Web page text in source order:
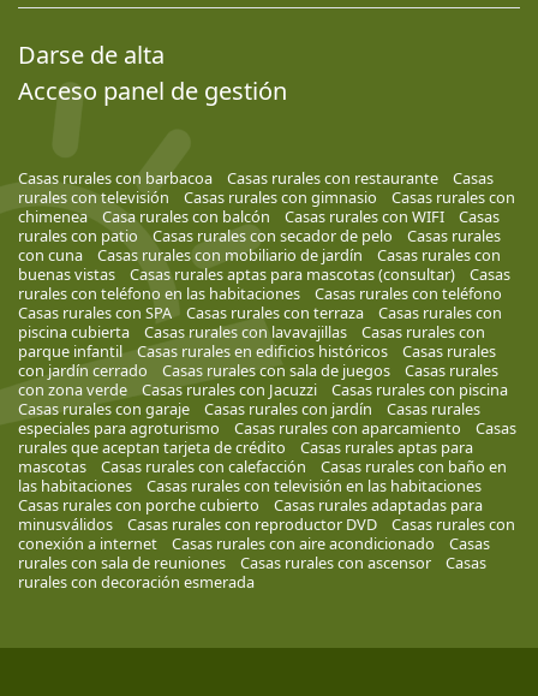
Darse de alta
Acceso panel de gestión
Casas rurales con barbacoa Casas rurales con restaurante
Casas
rurales con televisión
Casas rurales con gimnasio
Casas rurales con
chimenea
Casa rurales con balcón Casas rurales con WIFI
Casas
rurales con patio
Casas rurales con secador de pelo
Casas rurales
con cuna
Casas rurales con mobiliario de jardín
Casas rurales con
buenas vistas
Casas rurales aptas para mascotas (consultar)
Casas
rurales con teléfono en las habitaciones
Casas rurales con teléfono
Casas rurales con SPA
Casas rurales con terraza
Casas rurales con
piscina cubierta
Casas rurales con lavavajillas
Casas rurales con
parque infantil
Casas rurales en edificios históricos
Casas rurales
con jardín cerrado
Casas rurales con sala de juegos
Casas rurales
con zona verde
Casas rurales con Jacuzzi
Casas rurales con piscina
Casas rurales con garaje
Casas rurales con jardín
Casas rurales
especiales para agroturismo
Casas rurales con aparcamiento
Casas
rurales que aceptan tarjeta de crédito
Casas rurales aptas para
mascotas
Casas rurales con calefacción
Casas rurales con baño en
las habitaciones
Casas rurales con televisión en las habitaciones
Casas rurales con porche cubierto
Casas rurales adaptadas para
minusválidos
Casas rurales con reproductor DVD
Casas rurales con
conexión a internet
Casas rurales con aire acondicionado
Casas
rurales con sala de reuniones
Casas rurales con ascensor
Casas
rurales con decoración esmerada